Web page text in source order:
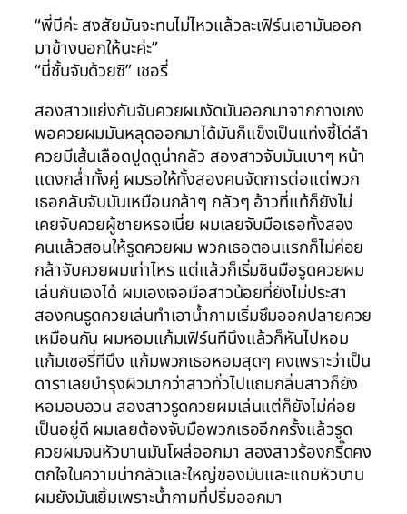
“พี่บีค่ะ สงสัยมันจะทนไม่ไหวแล้วละเฟิร์นเอามันออก
มาข้างนอกให้นะค่ะ”
“นี่ชั้นจับด้วยซิ” เชอรี่
สองสาวแย่งกันจับควยผมงัดมันออกมาจากกางเกง
พอควยผมมันหลุดออกมาได้มันก็แข็งเป็นแท่งชี้โด่ลำ
ควยมีเส้นเลือดปูดดูน่ากลัว สองสาวจับมันเบาๆ หน้า
แดงกล่ำทั้งคู่ ผมรอให้ทั้งสองคนจัดการต่อแต่พวก
เธอกลับจับมันเหมือนกล้าๆ กลัวๆ อ้าวที่แท้ก็ยังไม่
เคยจับควยผู้ชายหรอเนี่ย ผมเลยจับมือเธอทั้งสอง
คนแล้วสอนให้รูดควยผม พวกเธอตอนแรกก็ไม่ค่อย
กล้าจับควยผมเท่าไหร แต่แล้วก็เริ่มชินมือรูดควยผม
เล่นกันเองได้ ผมเองเจอมือสาวน้อยที่ยังไม่ประสา
สองคนรูดควยเล่นทำเอาน้ำกามเริ่มซึมออกปลายควย
เหมือนกัน ผมหอมแก้มเฟิร์นทีนึงแล้วก็หันไปหอม
แก้มเชอรี่ทีนึง แก้มพวกเธอหอมสุดๆ คงเพราะว่าเป็น
ดาราเลยบำรุงผิวมากว่าสาวทั่วไปแถมกลิ่นสาวก็ยัง
หอมอบอวน สองสาวรูดควยผมเล่นแต่ก็ยังไม่ค่อย
เป็นอยู่ดี ผมเลยต้องจับมือพวกเธออีกครั้งแล้วรูด
ควยผมจนหัวบานมันโผล่ออกมา สองสาวร้องกรี๊ดคง
ตกใจในความน่ากลัวและใหญ่ของมันและแถมหัวบาน
ผมยังมันเยิ้มเพราะน้ำกามที่ปริ่มออกมา